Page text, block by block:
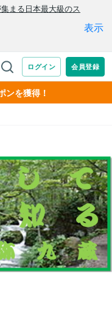
ンを獲得！